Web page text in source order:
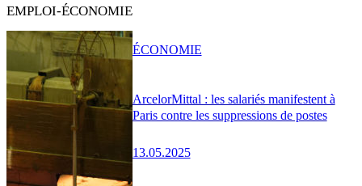
EMPLOI-ÉCONOMIE
ArcelorMittal : les salariés manifestent à
Paris contre les suppressions de postes
13.05.2025
ÉCONOMIE